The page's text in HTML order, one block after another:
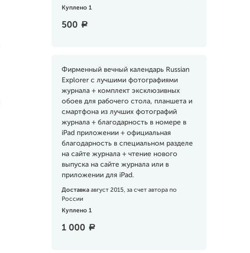
Куплено 1
500 a
Фирменный вечный календарь Russian
Explorer с лучшими фотографиями
журнала + комплект эксклюзивных
обоев для рабочего стола, планшета и
смартфона из лучших фотографий
журнала + благодарность в номере в
iPad приложении + официальная
благодарность в специальном разделе
на сайте журнала + чтение нового
выпуска на сайте журнала или в
приложении для iPad.
Доставка август 2015, за счет автора по
России
Куплено 1
1 000 a